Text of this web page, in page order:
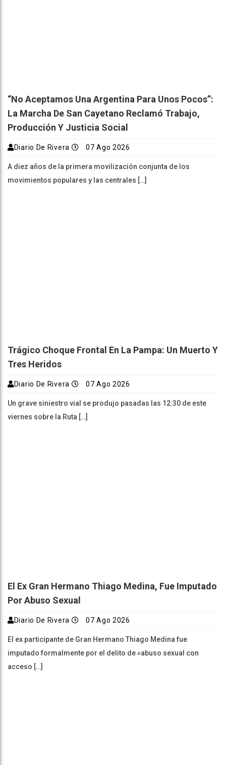
“No Aceptamos Una Argentina Para Unos Pocos”:
La Marcha De San Cayetano Reclamó Trabajo,
Producción Y Justicia Social
Diario De Rivera 07 Ago 2026
A diez años de la primera movilización conjunta de los
movimientos populares y las centrales […]
Trágico Choque Frontal En La Pampa: Un Muerto Y
Tres Heridos
Diario De Rivera 07 Ago 2026
Un grave siniestro vial se produjo pasadas las 12:30 de este
viernes sobre la Ruta […]
El Ex Gran Hermano Thiago Medina, Fue Imputado
Por Abuso Sexual
Diario De Rivera 07 Ago 2026
El ex participante de Gran Hermano Thiago Medina fue
imputado formalmente por el delito de «abuso sexual con
acceso […]